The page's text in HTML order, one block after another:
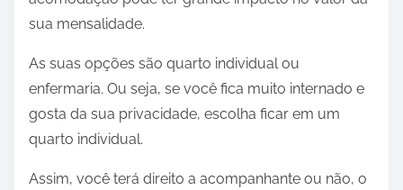
sua mensalidade.
As suas opções são quarto individual ou
enfermaria. Ou seja, se você fica muito internado e
gosta da sua privacidade, escolha ficar em um
quarto individual.
Assim, você terá direito a acompanhante ou não, o